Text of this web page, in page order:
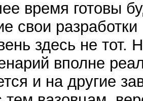
время готовы
свои
здесь не тот.
вполне
и на другие